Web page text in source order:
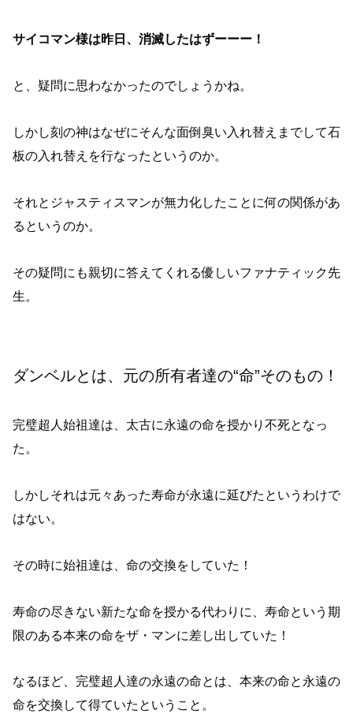
サイコマン様は昨日、消滅したはずーーー！
と、疑問に思わなかったのでしょうかね。
しかし刻の神はなぜにそんな面倒臭い入れ替えまでして石
板の入れ替えを行なったというのか。
それとジャスティスマンが無力化したことに何の関係があ
るというのか。
その疑問にも親切に答えてくれる優しいファナティック先
生。
ダンベルとは、元の所有者達の“命”そのもの！
完璧超人始祖達は、太古に永遠の命を授かり不死となっ
た。
しかしそれは元々あった寿命が永遠に延びたというわけで
はない。
その時に始祖達は、命の交換をしていた！
寿命の尽きない新たな命を授かる代わりに、寿命という期
限のある本来の命をザ・マンに差し出していた！
なるほど、完璧超人達の永遠の命とは、本来の命と永遠の
命を交換して得ていたということ。